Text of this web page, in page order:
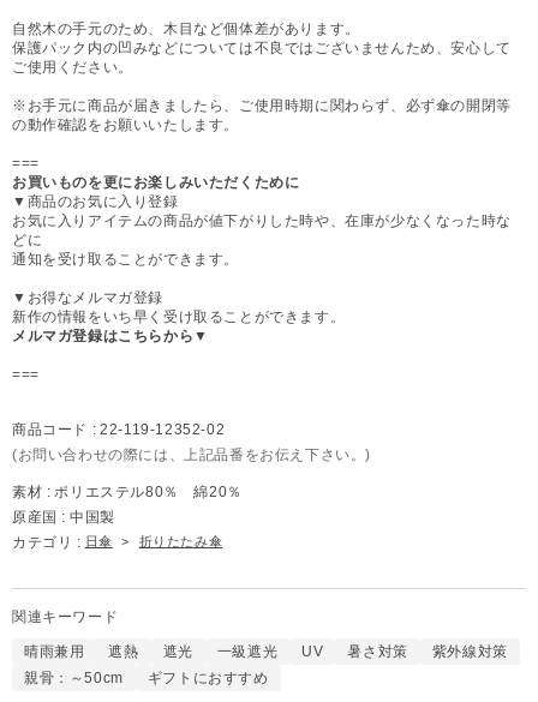
自然木の手元のため、木目など個体差があります。
保護パック内の凹みなどについては不良ではございませんため、安心して
ご使用ください。
※お手元に商品が届きましたら、ご使用時期に関わらず、必ず傘の開閉等
の動作確認をお願いいたします。
===
お買いものを更にお楽しみいただくために
▼商品のお気に入り登録
お気に入りアイテムの商品が値下がりした時や、在庫が少なくなった時な
どに
通知を受け取ることができます。
▼お得なメルマガ登録
新作の情報をいち早く受け取ることができます。
メルマガ登録はこちらから▼
===
商品コード : 22-119-12352-02
(お問い合わせの際には、上記品番をお伝え下さい。)
素材 : ポリエステル80％ 綿20％
原産国 : 中国製
カテゴリ : 日傘 > 折りたたみ傘
関連キーワード
晴雨兼用 遮熱 遮光 一級遮光 UV 暑さ対策
紫外線対策
親骨：～50cm
ギフトにおすすめ